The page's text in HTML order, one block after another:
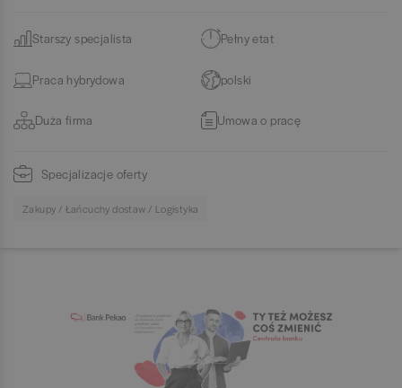
Starszy specjalista Pełny etat
Praca hybrydowa polski
Duża firma Umowa o pracę
Specjalizacje oferty
Zakupy / Łańcuchy dostaw / Logistyka